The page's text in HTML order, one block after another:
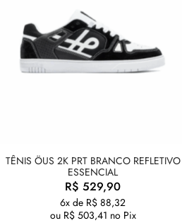
TÊNIS ÖUS 2K PRT BRANCO REFLETIVO
ESSENCIAL
R$ 529,90
6x de R$ 88,32
ou R$503,41 no Pix